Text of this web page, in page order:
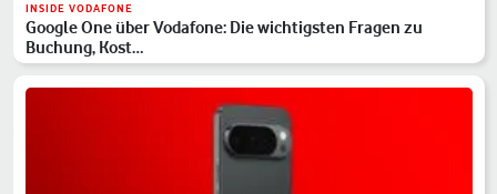
INSIDE VODAFONE
Google One über Vodafone: Die wichtigsten Fragen zu
Buchung, Kost…